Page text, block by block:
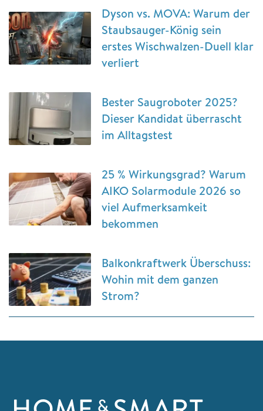
Dyson vs. MOVA: Warum der
Staubsauger-König sein
erstes Wischwalzen-Duell klar
verliert
Bester Saugroboter 2025?
Dieser Kandidat überrascht
im Alltagstest
25 % Wirkungsgrad? Warum
AIKO Solarmodule 2026 so
viel Aufmerksamkeit
bekommen
Balkonkraftwerk Überschuss:
Wohin mit dem ganzen
Strom?